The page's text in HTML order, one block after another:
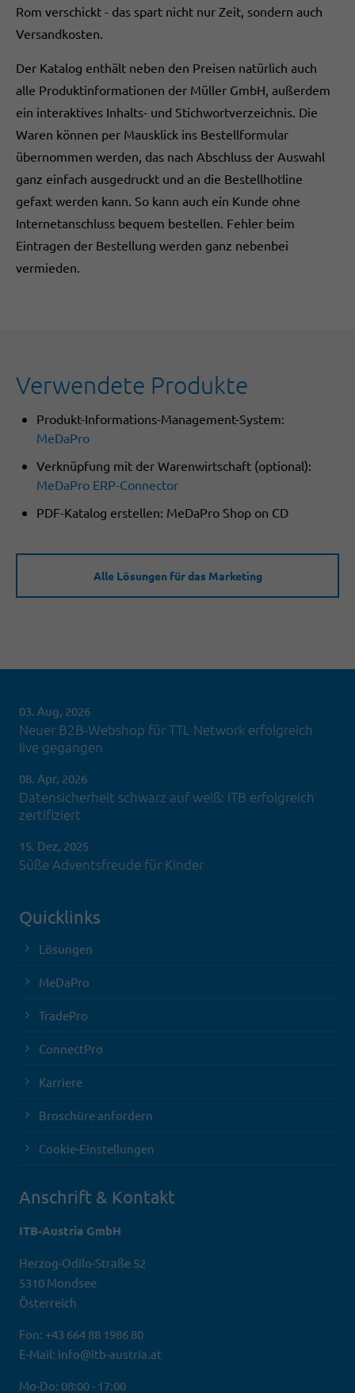
Rom verschickt - das spart nicht nur Zeit, sondern auch
Versandkosten.
Der Katalog enthält neben den Preisen natürlich auch
alle Produktinformationen der Müller GmbH, außerdem
ein interaktives Inhalts- und Stichwortverzeichnis. Die
Waren können per Mausklick ins Bestellformular
übernommen werden, das nach Abschluss der Auswahl
ganz einfach ausgedruckt und an die Bestellhotline
gefaxt werden kann. So kann auch ein Kunde ohne
Internetanschluss bequem bestellen. Fehler beim
Eintragen der Bestellung werden ganz nebenbei
vermieden.
Verwendete Produkte
Produkt-Informations-Management-System:
MeDaPro
Verknüpfung mit der Warenwirtschaft (optional):
MeDaPro ERP-Connector
PDF-Katalog erstellen: MeDaPro Shop on CD
Alle Lösungen für das Marketing
03. Aug, 2026
Neuer B2B-Webshop für TTL Network erfolgreich
live gegangen
08. Apr, 2026
Datensicherheit schwarz auf weiß: ITB erfolgreich
zertifiziert
15. Dez, 2025
Süße Adventsfreude für Kinder
Quicklinks
Lösungen
MeDaPro
TradePro
ConnectPro
Karriere
Broschüre anfordern
Cookie-Einstellungen
Anschrift & Kontakt
ITB-Austria GmbH
Herzog-Odilo-Straße 52
5310 Mondsee
Österreich
Fon: +43 664 88 1986 80
E-Mail: info@itb-austria.at
Mo-Do: 08:00 - 17:00